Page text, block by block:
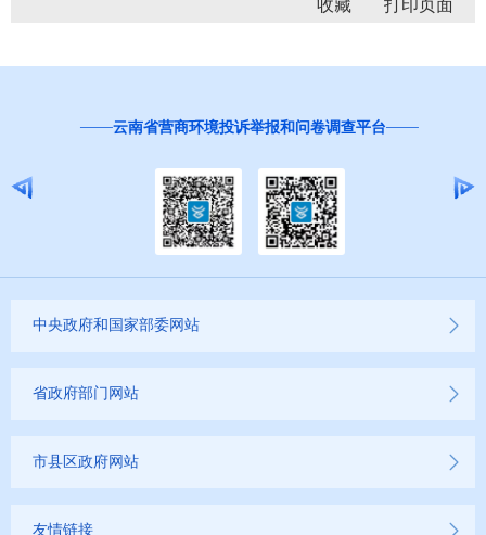
收藏
云南省营商环境投诉举报和问卷调查平台
中央政府和国家部委网站
省政府部门网站
市县区政府网站
友情链接